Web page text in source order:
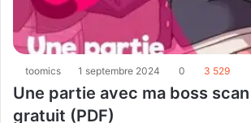
toomics 1 septembre 2024 0 3 529
Une partie avec ma boss
gratuit (PDF)